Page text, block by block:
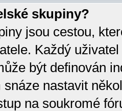
skupiny?
jsou cestou,
Každý
být definován
nastavit
na soukromé